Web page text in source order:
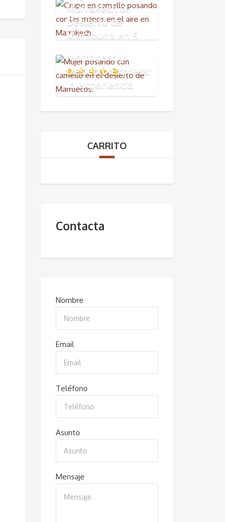
Marrakech al
Desierto de
Merzouga en 5
👉 Viaje
Marrakech y
Desierto Express:
la experiencia
Marruecos
CARRITO
Contacta
Nombre
Email
Teléfono
Asunto
Mensaje